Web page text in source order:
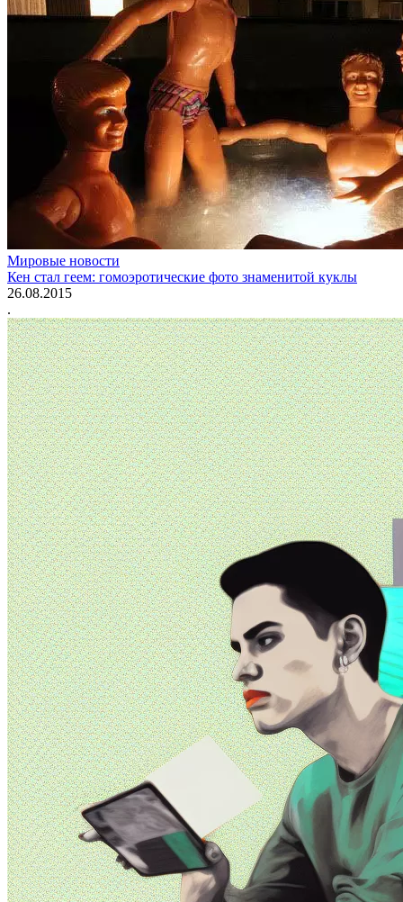
Мировые новости
Кен стал геем: гомоэротические фото знаменитой куклы
26.08.2015
.